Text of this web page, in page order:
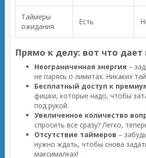
Таймеры
ожидания
Есть
Прямо к делу: вот что
Неограниченная энергия –
не парясь о лимитах. Никаких
Бесплатный доступ к
фишки, которые надо, чтобы
под рукой.
Увеличенное количество
спросить все сразу? Легко,
Отсутствие таймеров –
нужно ждать, чтобы снова
максималках!